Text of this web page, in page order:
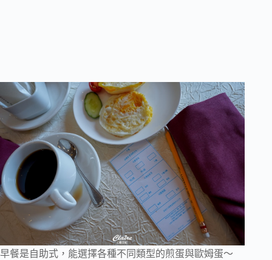
早餐是自助式，能選擇各種不同類型的煎蛋與歐姆蛋～